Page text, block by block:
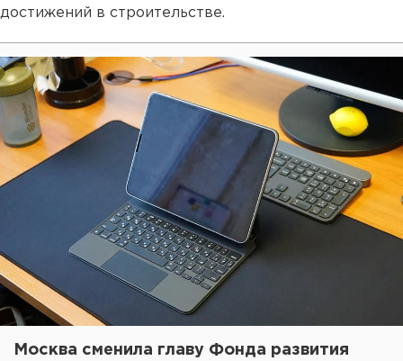
достижений в строительстве.
Москва сменила главу Фонда развития